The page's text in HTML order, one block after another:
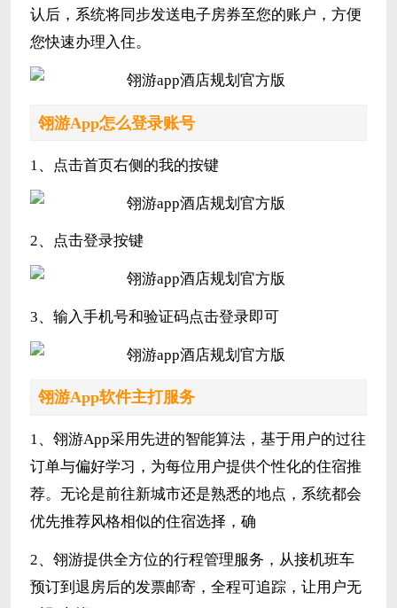
认后，系统将同步发送电子房券至您的账户，方便
您快速办理入住。
翎游App怎么登录账号
1、点击首页右侧的我的按键
2、点击登录按键
3、输入手机号和验证码点击登录即可
翎游App软件主打服务
1、翎游App采用先进的智能算法，基于用户的过往
订单与偏好学习，为每位用户提供个性化的住宿推
荐。无论是前往新城市还是熟悉的地点，系统都会
优先推荐风格相似的住宿选择，确
2、翎游提供全方位的行程管理服务，从接机班车
预订到退房后的发票邮寄，全程可追踪，让用户无